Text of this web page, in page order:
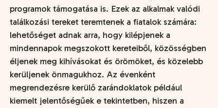
programok támogatása is. Ezek az alkalmak valódi
találkozási tereket teremtenek a fiatalok számára:
lehetőséget adnak arra, hogy kilépjenek a
mindennapok megszokott kereteiből, közösségben
éljenek meg kihívásokat és örömöket, és közelebb
kerüljenek önmagukhoz. Az évenként
megrendezésre kerülő zarándoklatok például
kiemelt jelentőségűek e tekintetben, hiszen a